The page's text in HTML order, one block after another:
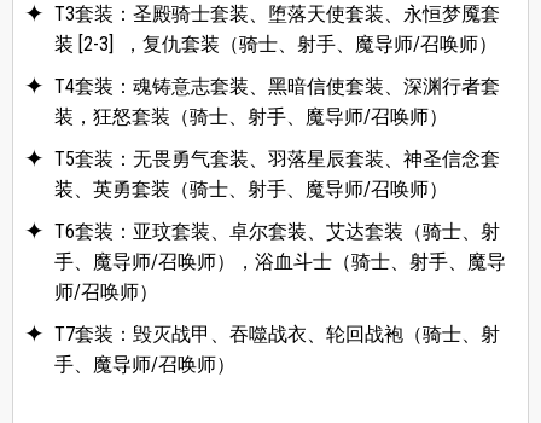
T3套装：圣殿骑士套装、堕落天使套装、永恒梦魇套
装 [2-3] ，复仇套装（骑士、射手、魔导师/召唤师）
T4套装：魂铸意志套装、黑暗信使套装、深渊行者套
装，狂怒套装（骑士、射手、魔导师/召唤师）
T5套装：无畏勇气套装、羽落星辰套装、神圣信念套
装、英勇套装（骑士、射手、魔导师/召唤师）
T6套装：亚玟套装、卓尔套装、艾达套装（骑士、射
手、魔导师/召唤师），浴血斗士（骑士、射手、魔导
师/召唤师）
T7套装：毁灭战甲、吞噬战衣、轮回战袍（骑士、射
手、魔导师/召唤师）